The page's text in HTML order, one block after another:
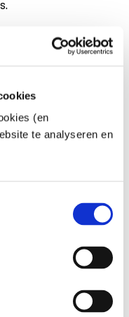
(en
te analyseren en
liggen.
belastingvrij zijn.
nog steeds